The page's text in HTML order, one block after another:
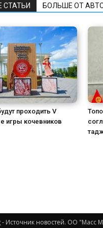
СТАТЬИ БОЛЬШЕ ОТ
проходить V
игры кочевников
- Источник новостей. ОО "Масс